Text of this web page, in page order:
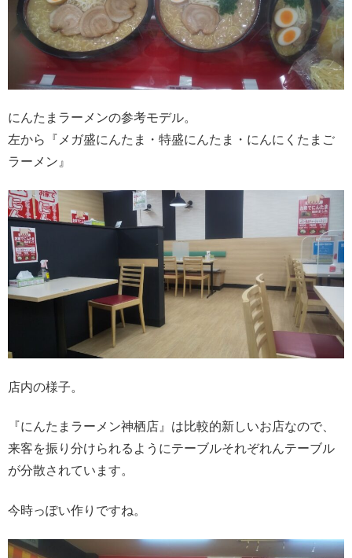
にんたまラーメンの参考モデル。
左から『メガ盛にんたま・特盛にんたま・にんにくたまご
ラーメン』
店内の様子。
『にんたまラーメン神栖店』は比較的新しいお店なので、
来客を振り分けられるようにテーブルそれぞれんテーブル
が分散されています。
今時っぽい作りですね。